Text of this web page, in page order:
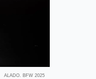
ALADO. BFW 2025